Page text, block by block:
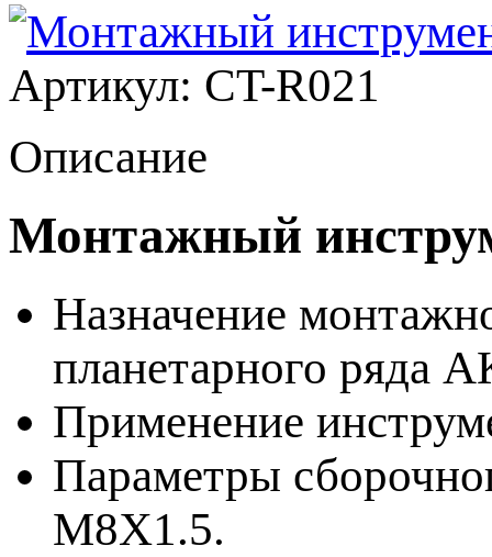
Артикул: CT-R021
Описание
Монтажный
Назначение
планетарного ряда
Применение
Параметры
M8X1.5.